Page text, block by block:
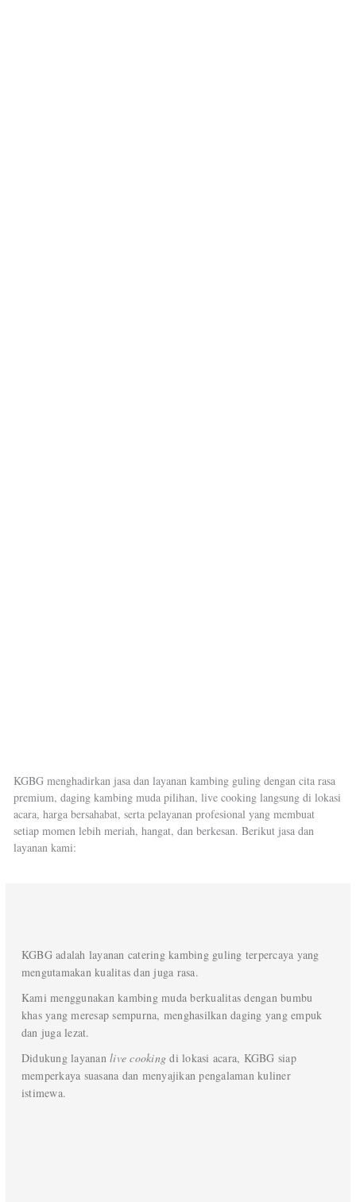
KGBG menghadirkan jasa dan layanan kambing guling dengan cita rasa
premium, daging kambing muda pilihan, live cooking langsung di lokasi
acara, harga bersahabat, serta pelayanan profesional yang membuat
setiap momen lebih meriah, hangat, dan berkesan. Berikut jasa dan
layanan kami:
KGBG adalah layanan catering kambing guling terpercaya yang
mengutamakan kualitas dan juga rasa.
Kami menggunakan kambing muda berkualitas dengan bumbu
khas yang meresap sempurna, menghasilkan daging yang empuk
dan juga lezat.
Didukung layananlive cooking di lokasi acara, KGBG siap
memperkaya suasana dan menyajikan pengalaman kuliner
istimewa.